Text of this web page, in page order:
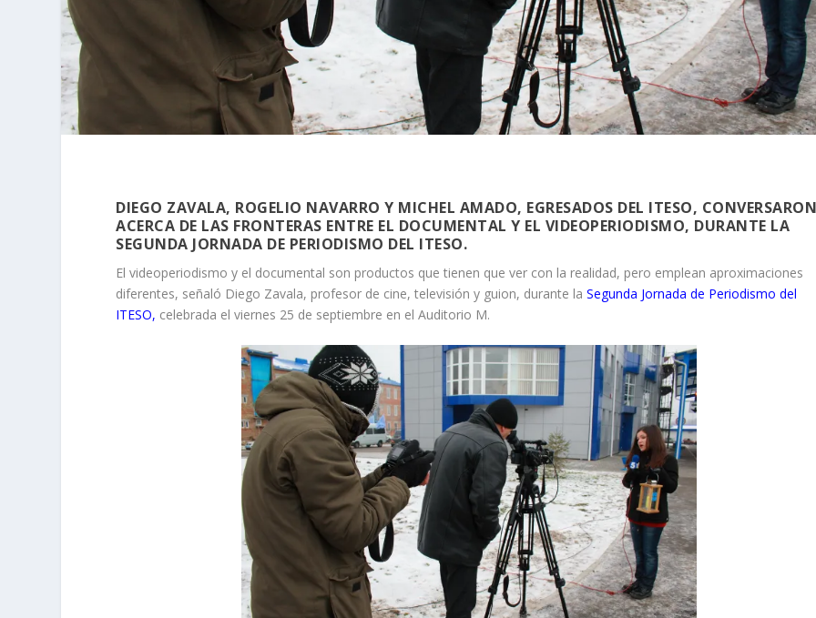
DIEGO ZAVALA, ROGELIO NAVARRO Y MICHEL AMADO, EGRESADOS DEL ITESO,
ACERCA DE LAS FRONTERAS ENTRE EL DOCUMENTAL Y EL VIDEOPERIODISMO, DURANTE LA
SEGUNDA JORNADA DE PERIODISMO DEL ITESO.
El videoperiodismo y el documental son productos que tienen que ver con la realidad, pero emplean aproximaciones
diferentes, señaló Diego Zavala, profesor de cine, televisión y guion, durante laSegunda Jornada de Periodismo del
ITESO, celebrada el viernes 25 de septiembre en el Auditorio M.